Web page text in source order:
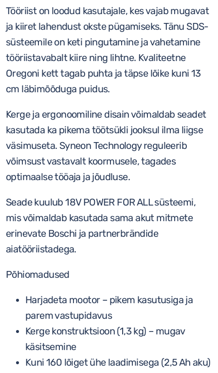
Tööriist on loodud kasutajale, kes vajab mugavat
ja kiiret lahendust okste pügamiseks. Tänu SDS-
süsteemile on keti pingutamine ja vahetamine
tööriistavabalt kiire ning lihtne. Kvaliteetne
Oregoni kett tagab puhta ja täpse lõike kuni 13
cm läbimõõduga puidus.
Kerge ja ergonoomiline disain võimaldab seadet
kasutada ka pikema töötsükli jooksul ilma liigse
väsimuseta. Syneon Technology reguleerib
võimsust vastavalt koormusele, tagades
optimaalse tööaja ja jõudluse.
Seade kuulub 18V POWER FOR ALL süsteemi,
mis võimaldab kasutada sama akut mitmete
erinevate Boschi ja partnerbrändide
aiatööriistadega.
Põhiomadused
Harjadeta mootor – pikem kasutusiga ja
parem vastupidavus
Kerge konstruktsioon (1,3 kg) – mugav
käsitsemine
Kuni 160 lõiget ühe laadimisega (2,5 Ah aku)